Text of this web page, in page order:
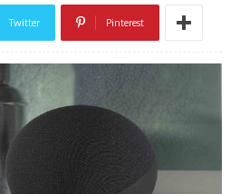
Twitter Pinterest